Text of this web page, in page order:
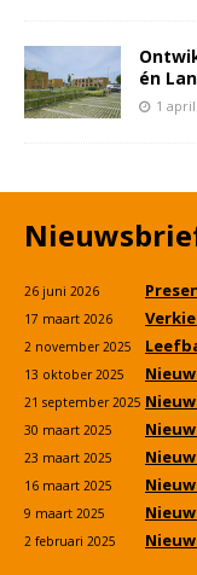
én
1
26 juni 2026
17 maart 2026
2 november 2025
13 oktober 2025
21 september 2025
30 maart 2025
23 maart 2025
16 maart 2025
9 maart 2025
2 februari 2025